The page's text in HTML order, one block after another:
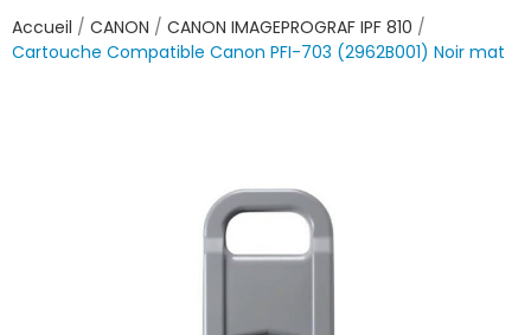
Accueil CANON
CANON IMAGEPROGRAF IPF 810
Cartouche Compatible Canon PFI-703 (2962B001) Noir mat